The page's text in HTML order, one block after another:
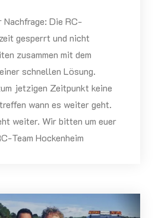
Die RC-
gesperrt und nicht
zusammen mit dem
schnellen Lösung.
jetzigen Zeitpunkt keine
wann es weiter geht.
weiter. Wir bitten um euer
Team Hockenheim